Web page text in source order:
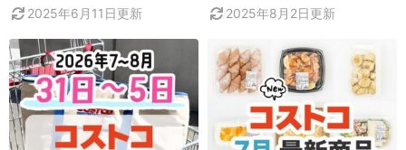
2025年6月11日更新
2025年8月2日更新